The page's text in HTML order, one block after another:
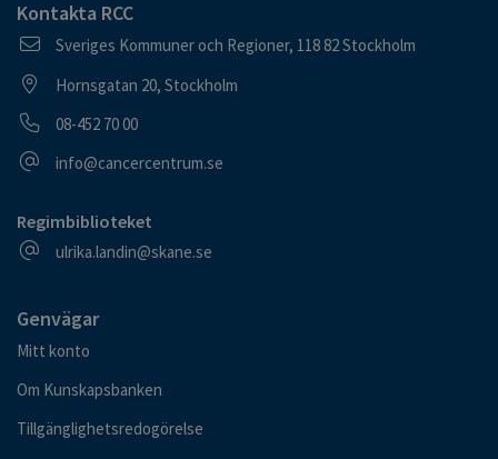
Kontakta RCC
Postadress
Sveriges Kommuner och Regioner, 118 82 Stockholm
Besöksadress
Hornsgatan 20, Stockholm
Telefonnummer
08-452 70 00
E-postadress
info@cancercentrum.se
Regimbiblioteket
E-postadress
ulrika.landin@skane.se
Genvägar
Mitt konto
Om Kunskapsbanken
Tillgänglighetsredogörelse